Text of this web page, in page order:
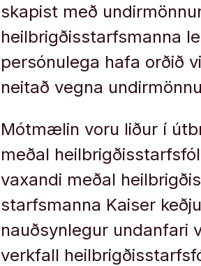
skapist með
heilbrigðisstarfsmanna
persónulega hafa orðið
neitað vegna
Mótmælin voru liður í
meðal
vaxandi meðal
starfsmanna Kaiser
nauðsynlegur undanfari
verkfall